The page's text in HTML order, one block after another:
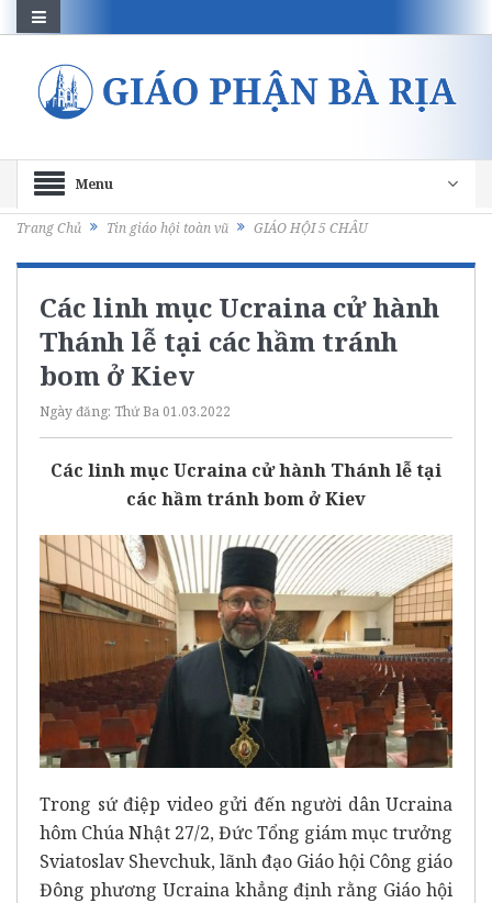
Menu
Trang Chủ Tin giáo hội toàn vũ GIÁO HỘI 5 CHÂU
Các linh mục Ucraina cử hành
Thánh lễ tại các hầm tránh
bom ở Kiev
Ngày đăng: Thứ Ba 01.03.2022
Các linh mục Ucraina cử hành Thánh lễ tại
các hầm tránh bom ở Kiev
Trong sứ điệp video gửi đến người dân Ucraina
hôm Chúa Nhật 27/2, Đức Tổng giám mục trưởng
Sviatoslav Shevchuk, lãnh đạo Giáo hội Công giáo
Đông phương Ucraina khẳng định rằng Giáo hội